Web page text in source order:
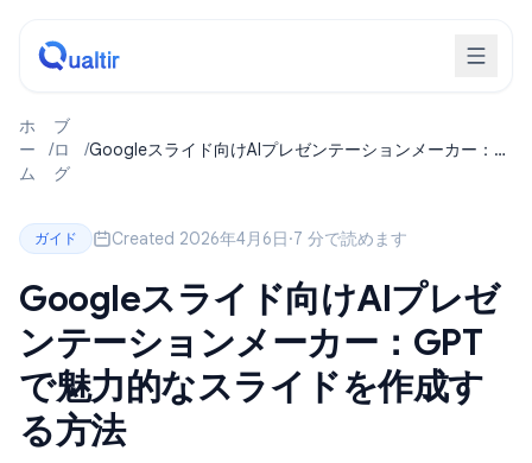
ホ
ー
ム
/
ブ
ロ
グ
/Googleスライド向けAIプレゼンテーションメーカー：
ガイド Created 2026年4月6日·7 分で読めます
Googleスライド向けAIプレゼ
ンテーションメーカー：GPT
で魅力的なスライドを作成す
る方法